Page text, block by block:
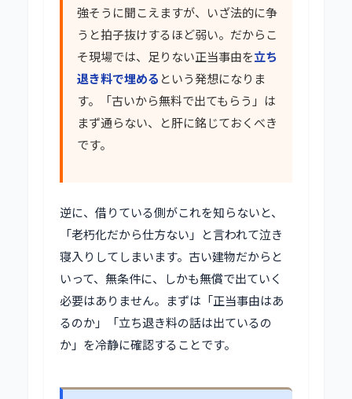
強そうに聞こえますが、いざ法的に争
うと拍子抜けするほど弱い。だからこ
そ現場では、足りない正当事由を立ち
退き料で埋める という発想になりま
す。「古いから無料で出てもらう」は
まず通らない、と肝に銘じておくべき
です。
逆に、借りている側がこれを知らないと、
「老朽化だから仕方ない」と言われて泣き
寝入りしてしまいます。古い建物だからと
いって、無条件に、しかも無償で出ていく
必要はありません。まずは「正当事由はあ
るのか」「立ち退き料の話は出ているの
か」を冷静に確認することです。